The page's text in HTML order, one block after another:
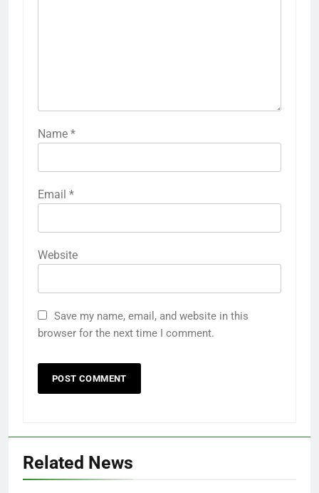
Name *
Email *
Website
Save my name, email, and website in this
browser for the next time I comment.
Related News